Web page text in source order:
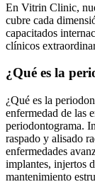
En Vitrin Clinic,
cubre cada
capacitados
clínicos
¿Qué es la
¿Qué es la
enfermedad de las
periodontograma.
raspado y alisado
enfermedades
implantes, injertos
mantenimiento